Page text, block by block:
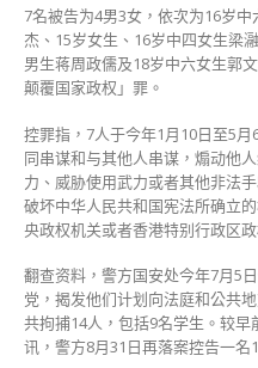
7名被告为4男3女，依次为16岁
杰、15岁女生、16岁中四女生梁
男生蒋周政儒及18岁中六女生郭
颠覆国家政权」罪。
控罪指，7人于今年1月10日至5
同串谋和与其他人串谋，煽动他
力、威胁使用武力或者其他非法
破坏中华人民共和国宪法所确立
央政权机关或者香港特别行政区政
翻查资料，警方国安处今年7月5
党，揭发他们计划向法庭和公共
共拘捕14人，包括9名学生。较
讯，警方8月31日再落案控告一名